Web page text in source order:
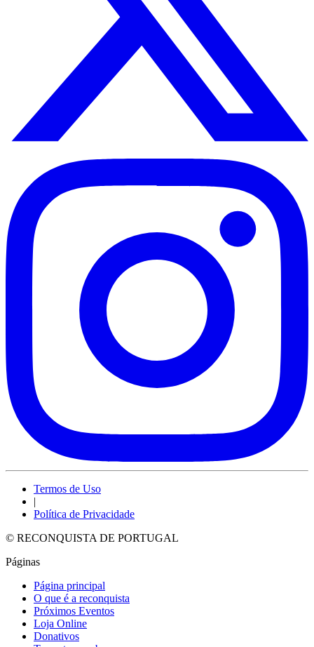
Termos de Uso
|
Política de Privacidade
© RECONQUISTA DE PORTUGAL
Páginas
Página principal
O que é a reconquista
Próximos Eventos
Loja Online
Donativos